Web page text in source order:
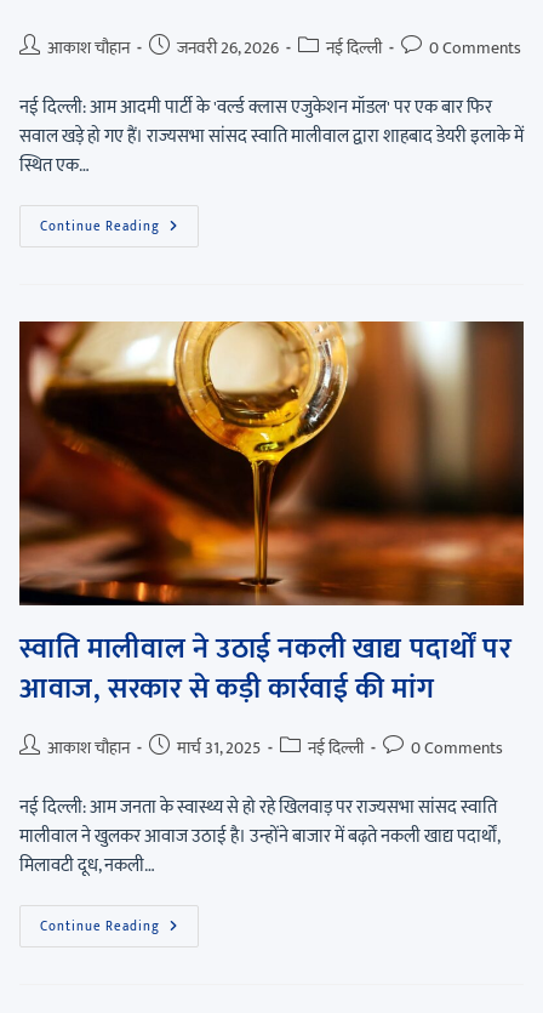
आकाश चौहान जनवरी 26, 2026 नई दिल्ली 0 Comments
नई दिल्ली: आम आदमी पार्टी के 'वर्ल्ड क्लास एजुकेशन मॉडल' पर एक बार फिर
सवाल खड़े हो गए हैं। राज्यसभा सांसद स्वाति मालीवाल द्वारा शाहबाद डेयरी इलाके में
स्थित एक…
Continue Reading
स्वाति मालीवाल ने उठाई नकली खाद्य पदार्थों पर
आवाज, सरकार से कड़ी कार्रवाई की मांग
आकाश चौहान मार्च 31, 2025 नई दिल्ली 0 Comments
नई दिल्ली: आम जनता के स्वास्थ्य से हो रहे खिलवाड़ पर राज्यसभा सांसद स्वाति
मालीवाल ने खुलकर आवाज उठाई है। उन्होंने बाजार में बढ़ते नकली खाद्य पदार्थों,
मिलावटी दूध, नकली…
Continue Reading